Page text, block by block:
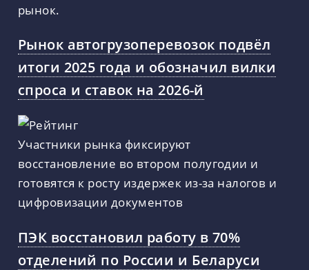
рынок.
Рынок автогрузоперевозок подвёл
итоги 2025 года и обозначил вилки
спроса и ставок на 2026-й
Участники рынка фиксируют
восстановление во втором полугодии и
готовятся к росту издержек из-за налогов и
цифровизации документов
ПЭК восстановил работу в 70%
отделений по России и Беларуси